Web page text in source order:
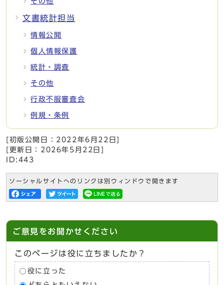
文書統計担当
情報公開
個人情報保護
統計・調査
その他
行政不服審査会
例規・条例
[初版公開日： 2022年6月22日
[更新日： 2026年5月22日
ID:443
ソーシャルサイトへのリンクは別ウィンドウで開きます
ご意見をお聞かせください
このページは役に立ちましたか？
役に立った